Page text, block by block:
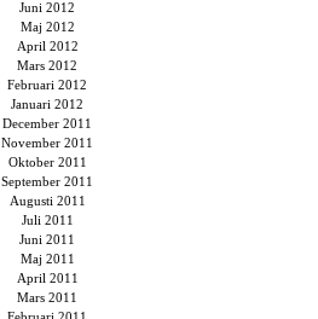
Juni 2012
Maj 2012
April 2012
Mars 2012
Februari 2012
Januari 2012
December 2011
November 2011
Oktober 2011
September 2011
Augusti 2011
Juli 2011
Juni 2011
Maj 2011
April 2011
Mars 2011